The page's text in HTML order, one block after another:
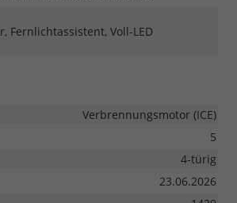
Fernlichtassistent, Voll-LED
Verbrennungsmotor (ICE)
5
4-türig
23.06.2026